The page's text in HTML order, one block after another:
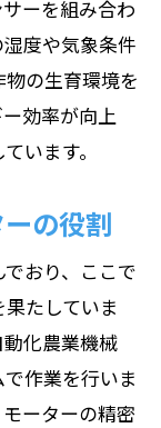
ーを組み合わ
度や気象条件
の生育環境を
効率が向上
います。
の役割
おり、ここで
たしていま
化農業機械
作業を行いま
ーターの精密